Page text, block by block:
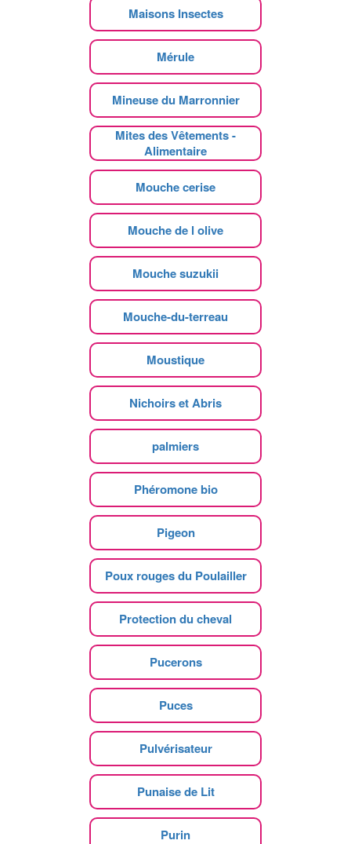
Maisons Insectes
Mérule
Mineuse du Marronnier
Mites des Vêtements -
Alimentaire
Mouche cerise
Mouche de l olive
Mouche suzukii
Mouche-du-terreau
Moustique
Nichoirs et Abris
palmiers
Phéromone bio
Pigeon
Poux rouges du Poulailler
Protection du cheval
Pucerons
Puces
Pulvérisateur
Punaise de Lit
Purin